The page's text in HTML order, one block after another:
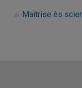
Maîtrise ès